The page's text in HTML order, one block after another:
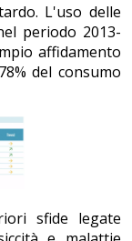
L'uso delle
periodo 2013-
affidamento
del consumo
sfide legate